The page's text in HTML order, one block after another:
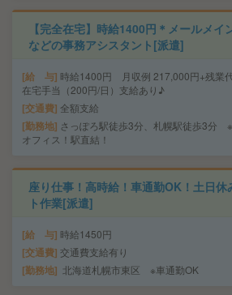
【完全在宅】時給1400円＊メールメイ
などの事務アシスタント[派遣]
給 与 時給1400円 月収例 217,000円+残
在宅手当（200円/日）支給あり♪
交通費 全額支給
勤務地 さっぽろ駅徒歩3分、札幌駅徒歩3分
オフィス！駅直結！
座り仕事！高時給！車通勤OK！土日休
ト作業[派遣]
給 与 時給1450円
交通費 交通費支給有り
勤務地 北海道札幌市東区 ※車通勤OK